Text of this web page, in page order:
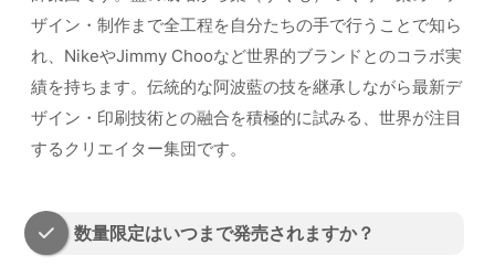
ザイン・制作まで全工程を自分たちの手で行うことで知ら
れ、NikeやJimmy Chooなど世界的ブランドとのコラボ実
績を持ちます。伝統的な阿波藍の技を継承しながら最新デ
ザイン・印刷技術との融合を積極的に試みる、世界が注目
するクリエイター集団です。
数量限定はいつまで発売されますか？